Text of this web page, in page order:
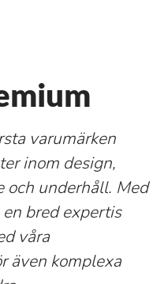
varumärken
inom design,
och underhåll. Med
bred expertis
våra
även komplexa